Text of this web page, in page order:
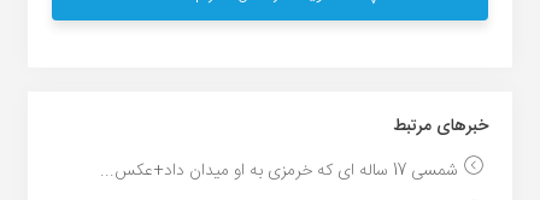
خبر‌های مرتبط
شمسی 17 ساله ای که خرمزی به او میدان داد+عکس...